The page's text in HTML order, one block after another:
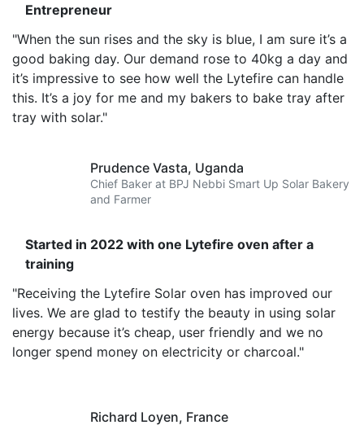
Entrepreneur
"When the sun rises and the sky is blue, I am sure it’s a
good baking day. Our demand rose to 40kg a day and
it’s impressive to see how well the Lytefire can handle
this. It’s a joy for me and my bakers to bake tray after
tray with solar."
Prudence Vasta, Uganda
Chief Baker at BPJ Nebbi Smart Up Solar Bakery
and Farmer
Started in 2022 with one Lytefire oven after a
training
"Receiving the Lytefire Solar oven has improved our
lives. We are glad to testify the beauty in using solar
energy because it’s cheap, user friendly and we no
longer spend money on electricity or charcoal."
Richard Loyen, France